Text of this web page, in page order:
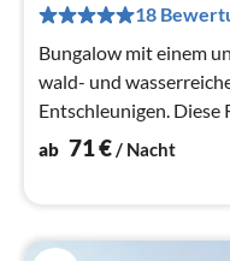
18
Bungalow mit einem
wald- und
Entschleunigen. Diese
ab 71€/ Nacht